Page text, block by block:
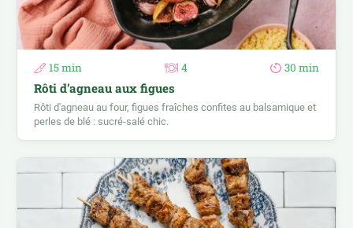
15 min 4 30 min
Rôti d’agneau aux figues
Rôti d'agneau au four, figues fraîches confites au balsamique et
perles de blé : sucré-salé chic.